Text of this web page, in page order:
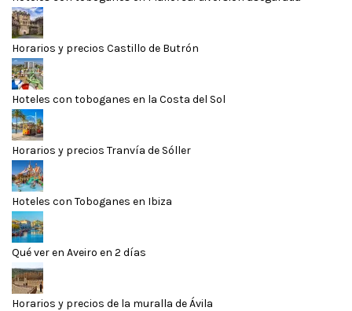
Horarios y precios Castillo de Butrón
Hoteles con toboganes en la Costa del Sol
Horarios y precios Tranvía de Sóller
Hoteles con Toboganes en Ibiza
Qué ver en Aveiro en 2 días
Horarios y precios de la muralla de Ávila